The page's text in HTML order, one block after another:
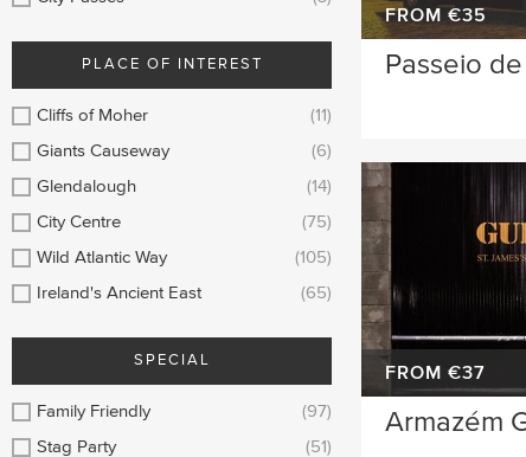
Offaly Limerick
Leitrim
PLACE OF INTEREST
Cliffs of Moher
(11)
Giants Causeway
(6)
Glendalough
(14)
City Centre
(75)
Wild Atlantic Way
(105)
Ireland's Ancient East
(65)
SPECIAL
Family Friendly
(97)
Stag Party
(51)
FROM €35
Passeio
FROM €37
Armazém